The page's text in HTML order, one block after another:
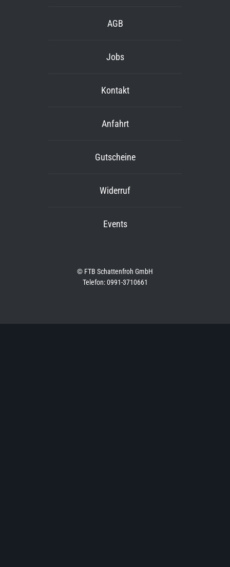
AGB
Jobs
Kontakt
Anfahrt
Gutscheine
Widerruf
Events
© FTB Schattenfroh GmbH
Telefon: 0991-3710661